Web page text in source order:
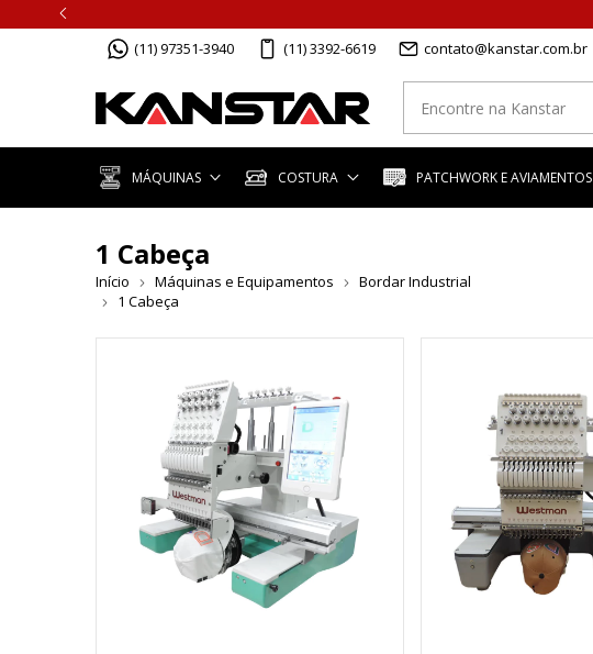
(11) 97351-3940 (11) 3392-6619 contato@kanstar.com.br
MÁQUINAS COSTURA PATCHWORK E AVIAMENTOS
1 Cabeça
Início Máquinas e Equipamentos
Bordar Industrial
1 Cabeça